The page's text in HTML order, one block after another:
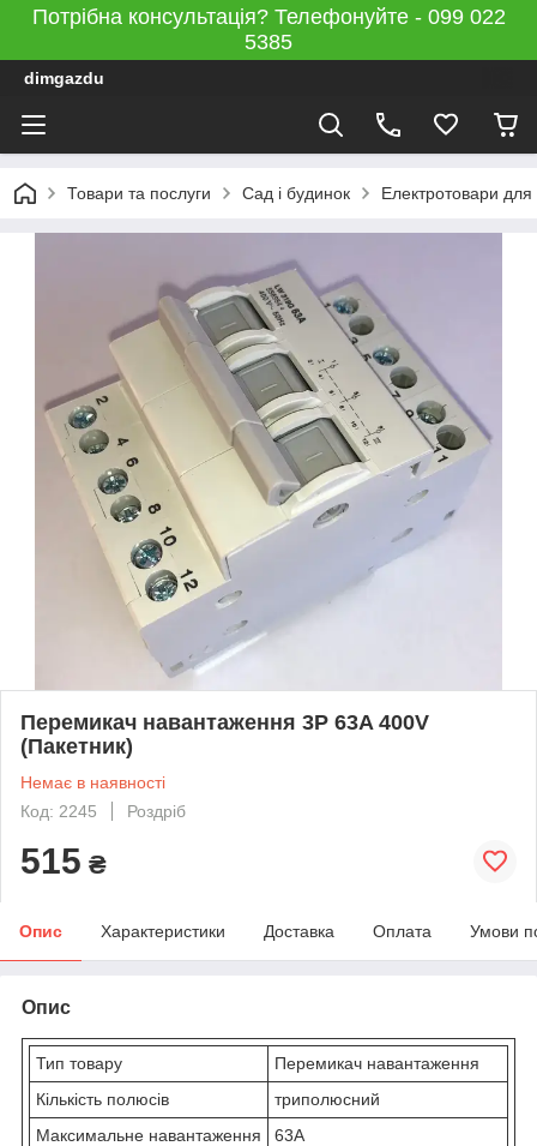
Потрібна консультація? Телефонуйте - 099 022
5385
dimgazdu
Товари та послуги Сад і будинок Електротовари для
Перемикач навантаження 3P 63A 400V
(Пакетник)
Немає в наявності
Код: 2245
Роздріб
515 ₴
Опис Характеристики Доставка Оплата Умови
Опис
Тип товару
Перемикач навантаження
Кількість полюсів
триполюсний
Максимальне навантаження
63А